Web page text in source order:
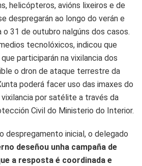
helicópteros, avións lixeiros e de
despregarán ao longo do verán e
o 31 de outubro nalgúns dos casos.
tecnolóxicos, indicou que
participarán na vixilancia dos
o dron de ataque terrestre da
poderá facer uso das imaxes do
por satélite a través da
Civil do Ministerio do Interior.
despregamento inicial, o delegado
deseñou unha campaña de
a resposta é coordinada e